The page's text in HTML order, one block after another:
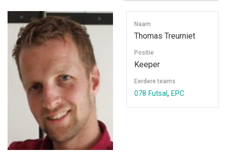
Naam
Thomas Treurniet
Positie
Keeper
Eerdere teams
078 Futsal, EPC